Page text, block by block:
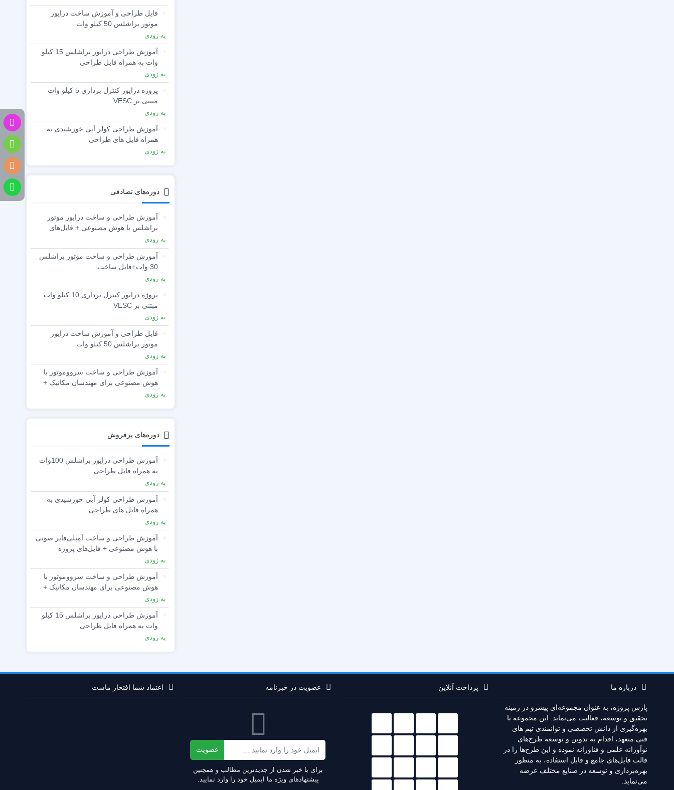
فایل طراحی و آموزش ساخت درایور
موتور براشلس 50 کیلو وات
به زودی
آموزش طراحی درایور براشلس 15 کیلو
وات به همراه فایل طراحی
به زودی
پروژه درایور کنترل برداری 5 کیلو وات
مبتنی بر VESC
به زودی
آموزش طراحی کولر آبی خورشیدی به
همراه فایل های طراحی
به زودی
دوره‌های تصادفی
آموزش طراحی و ساخت درایور موتور
براشلس با هوش مصنوعی + فایل‌های
پروژه
به زودی
آموزش طراحی و ساخت موتور براشلس
30 وات+فایل ساخت
به زودی
پروژه درایور کنترل برداری 10 کیلو وات
مبتنی بر VESC
به زودی
فایل طراحی و آموزش ساخت درایور
موتور براشلس 50 کیلو وات
به زودی
آموزش طراحی و ساخت سرووموتور با
هوش مصنوعی برای مهندسان مکانیک +
فایل‌های پروژه
به زودی
دوره‌های پرفروش
آموزش طراحی درایور براشلس 100وات
به همراه فایل طراحی
به زودی
آموزش طراحی کولر آبی خورشیدی به
همراه فایل های طراحی
به زودی
آموزش طراحی و ساخت آمپلی‌فایر صوتی
با هوش مصنوعی + فایل‌های پروژه
به زودی
آموزش طراحی و ساخت سرووموتور با
هوش مصنوعی برای مهندسان مکانیک +
فایل‌های پروژه
به زودی
آموزش طراحی درایور براشلس 15 کیلو
وات به همراه فایل طراحی
به زودی
درباره ما
پارس پروژه، به عنوان مجموعه‌ای پیشرو در زمینه
تحقیق و توسعه، فعالیت می‌نماید. این مجموعه با
بهره‌گیری از دانش تخصصی و توانمندی‌ تیم های
فنی متعهد، اقدام به تدوین و توسعه طرح‌های
نوآورانه علمی و فناورانه نموده و این طرح‌ها را در
قالب فایل‌های جامع و قابل استفاده، به منظور
بهره‌برداری و توسعه در صنایع مختلف عرضه
می‌نماید.
پرداخت آنلاین عضویت در خبرنامه
ایمیل عضویت
برای با خبر شدن از جدیدترین مطالب و همچنین
پیشنهادهای ویژه ما ایمیل خود را وارد نمایید.
اعتماد شما افتخار ماست